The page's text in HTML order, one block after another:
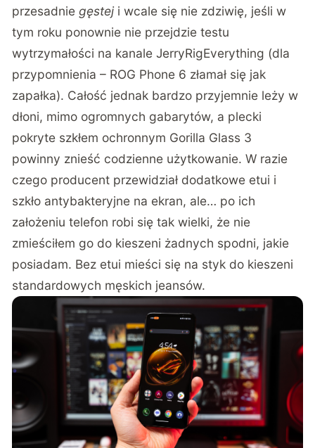
przesadnie gęstej i wcale się nie zdziwię, jeśli w
tym roku ponownie nie przejdzie testu
wytrzymałości na kanale JerryRigEverything (dla
przypomnienia – ROG Phone 6 złamał się jak
zapałka). Całość jednak bardzo przyjemnie leży w
dłoni, mimo ogromnych gabarytów, a plecki
pokryte szkłem ochronnym Gorilla Glass 3
powinny znieść codzienne użytkowanie. W razie
czego producent przewidział dodatkowe etui i
szkło antybakteryjne na ekran, ale… po ich
założeniu telefon robi się tak wielki, że nie
zmieściłem go do kieszeni żadnych spodni, jakie
posiadam. Bez etui mieści się na styk do kieszeni
standardowych męskich jeansów.